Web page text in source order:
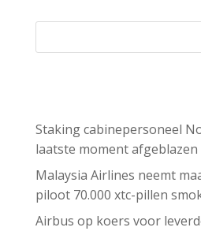
Staking cabinepersoneel
laatste moment afgeblazen
Malaysia Airlines neemt
piloot 70.000 xtc-pillen
Airbus op koers voor